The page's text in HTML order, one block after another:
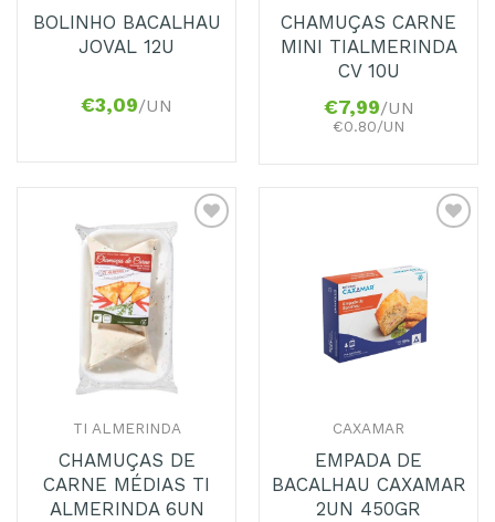
BOLINHO BACALHAU
JOVAL 12U
€3,09/UN
CHAMUÇAS CARNE
MINI TIALMERINDA
CV 10U
€7,99/UN
€0.80/UN
TI ALMERINDA
CHAMUÇAS DE
CARNE MÉDIAS TI
ALMERINDA 6UN
aos
CAXAMAR
EMPADA DE
BACALHAU CAXAMAR
2UN 450GR